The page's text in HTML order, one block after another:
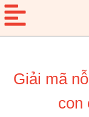
Giải mã
con